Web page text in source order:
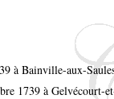
à Bainville-aux-
1739 à Gelvécourt-